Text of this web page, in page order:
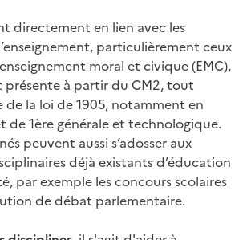
directement en lien avec les
particulièrement ceux
moral et civique (EMC),
présente à partir du CM2, tout
de la loi de 1905, notamment en
de 1ère générale et technologique.
peuvent aussi s’adosser aux
déjà existants d’éducation
par exemple les concours scolaires
de débat parlementaire.